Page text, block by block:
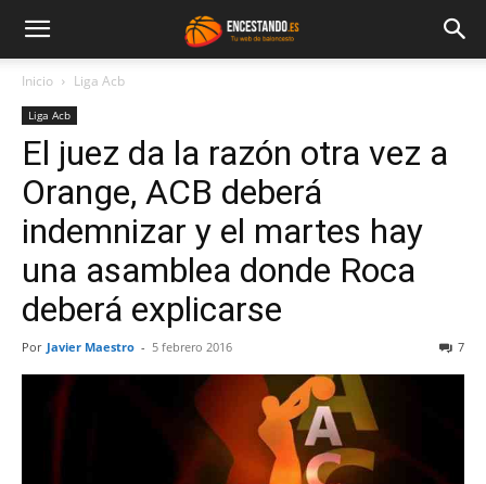
Inicio Liga Acb
Liga Acb
El juez da la razón otra vez a
Orange, ACB deberá
indemnizar y el martes hay
una asamblea donde Roca
deberá explicarse
Por Javier Maestro - 5 febrero 2016 7